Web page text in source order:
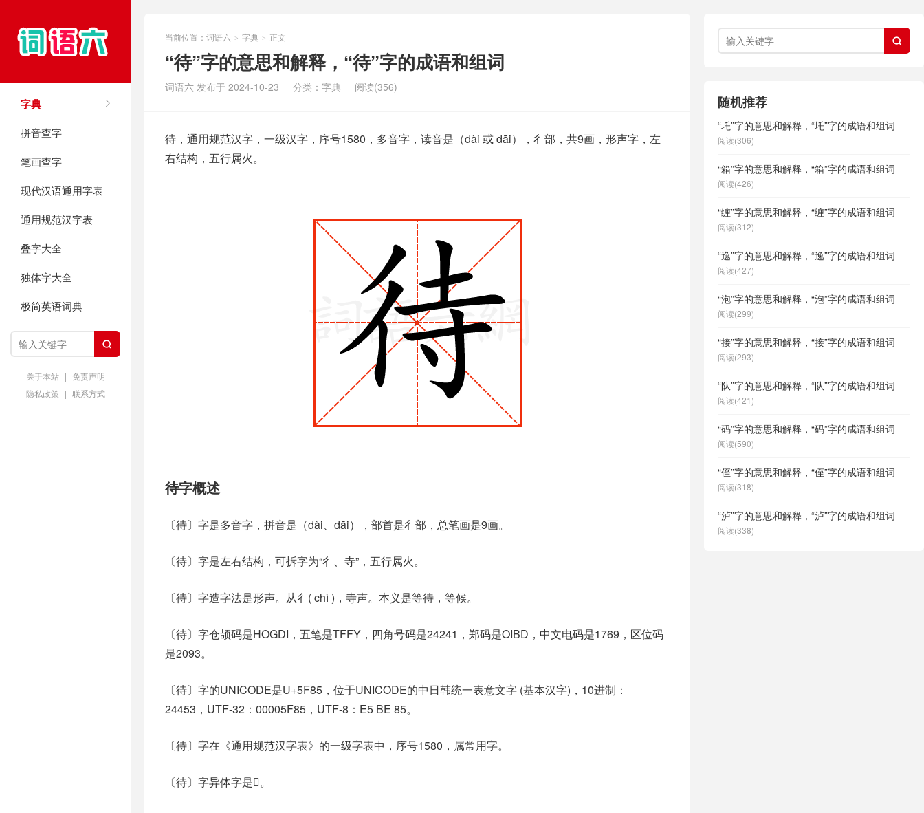
字典
拼音查字
笔画查字
现代汉语通用字表
通用规范汉字表
叠字大全
独体字大全
极简英语词典

关于本站 | 免责声明
隐私政策 | 联系方式
当前位置： 词语六 > 字典 > 正文
“待”字的意思和解释，“待”字的成语和组词
词语六 发布于 2024-10-23 分类： 字典 阅读(356)
待，通用规范汉字，一级汉字，序号1580，多音字，读音是（dài 或 dāi），彳部，共9画，形声字，左
右结构，五行属火。
待字概述
〔待〕字是多音字，拼音是（dài、dāi），部首是彳部，总笔画是9画。
〔待〕字是左右结构，可拆字为“彳、寺”，五行属火。
〔待〕字造字法是形声。从彳( chì )，寺声。本义是等待，等候。
〔待〕字仓颉码是HOGDI，五笔是TFFY，四角号码是24241，郑码是OIBD，中文电码是1769，区位码
是2093。
〔待〕字的UNICODE是U+5F85，位于UNICODE的中日韩统一表意文字 (基本汉字)，10进制：
24453，UTF-32：00005F85，UTF-8：E5 BE 85。
〔待〕字在《通用规范汉字表》的一级字表中，序号1580，属常用字。
〔待〕字异体字是𥩳。

随机推荐
“圫”字的意思和解释，“圫”字的成语和组词
阅读(306)
“箱”字的意思和解释，“箱”字的成语和组词
阅读(426)
“缠”字的意思和解释，“缠”字的成语和组词
阅读(312)
“逸”字的意思和解释，“逸”字的成语和组词
阅读(427)
“泡”字的意思和解释，“泡”字的成语和组词
阅读(299)
“接”字的意思和解释，“接”字的成语和组词
阅读(293)
“队”字的意思和解释，“队”字的成语和组词
阅读(421)
“码”字的意思和解释，“码”字的成语和组词
阅读(590)
“侄”字的意思和解释，“侄”字的成语和组词
阅读(318)
“泸”字的意思和解释，“泸”字的成语和组词
阅读(338)